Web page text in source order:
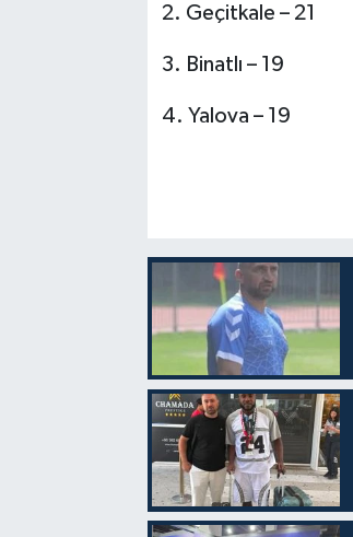
2. Geçitkale – 21
3. Binatlı – 19
4. Yalova – 19